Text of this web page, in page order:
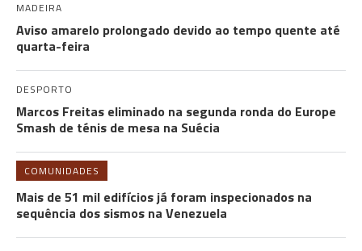
MADEIRA
Aviso amarelo prolongado devido ao tempo quente até
quarta-feira
DESPORTO
Marcos Freitas eliminado na segunda ronda do Europe
Smash de ténis de mesa na Suécia
COMUNIDADES
Mais de 51 mil edifícios já foram inspecionados na
sequência dos sismos na Venezuela